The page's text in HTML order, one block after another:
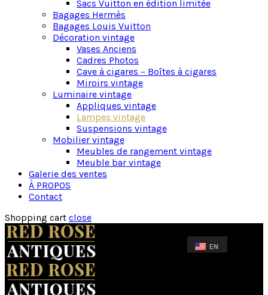
Sacs Vuitton en édition limitée
Bagages Hermès
Bagages Louis Vuitton
Décoration vintage
Vases Anciens
Cadres Photos
Cave à cigares – Boîtes à cigares
Miroirs vintage
Luminaire vintage
Appliques vintage
Lampes vintage
Suspensions vintage
Mobilier vintage
Meubles de rangement vintage
Meuble bar vintage
Galerie des ventes
À PROPOS
Contact
Shopping cart close